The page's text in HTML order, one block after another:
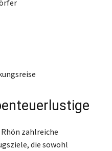
zahlreiche
die sowohl